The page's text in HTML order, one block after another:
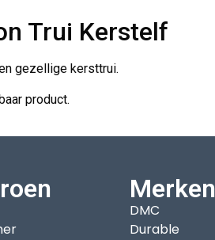
Trui Kerstelf
gezellige kersttrui.
product.
Merken
DMC
Durable